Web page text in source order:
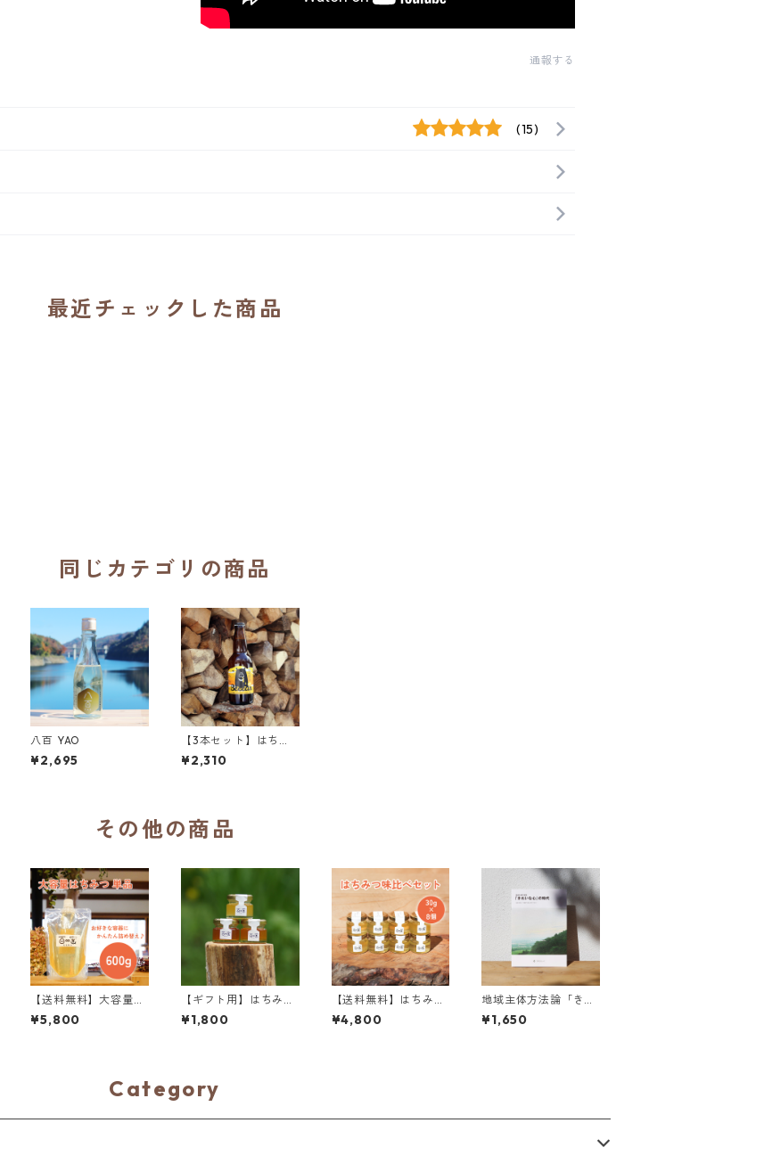
通報する
(15)
最近チェックした商品
同じカテゴリの商品
八百 YAO
¥2,695
【3本セット】はちみ
つビール Beeear（ビ
ーアー）
¥2,310
その他の商品
【送料無料】大容量は
ちみつ 600g
¥5,800
【ギフト用】はちみつ
30g×3個 箱入り
¥1,800
【送料無料】はちみつ
味比べセット 30g×8
個
¥4,800
地域主体方法論「きれ
いな心」の時代 地域
に根差した“新産業”創
¥1,650
Category